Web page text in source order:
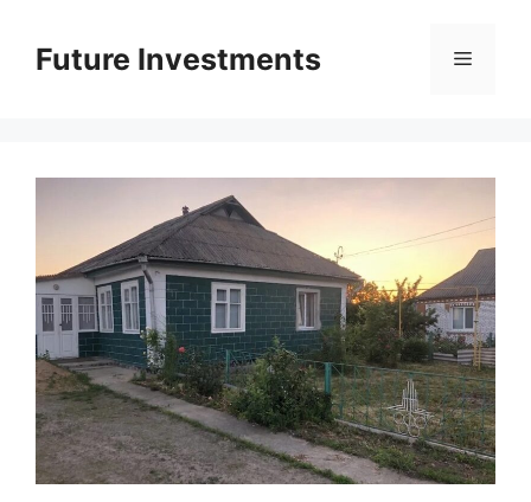
вмістуFuture Investments Меню